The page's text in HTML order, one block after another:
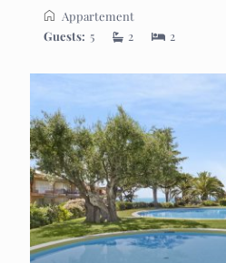
Appartement
Guests: 5 2 2